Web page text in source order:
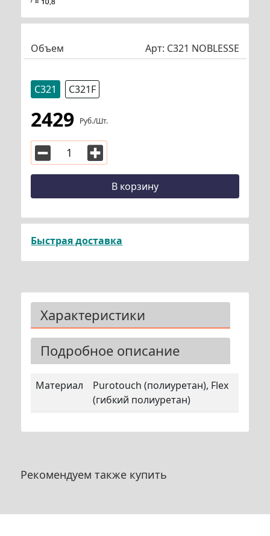
Объем Арт: С321 NOBLESSE
С321 С321F
2429 Руб./шт.
В корзину
Быстрая доставка
Характеристики
Подробное описание
Материал
Purotouch (полиуретан), Flex
(гибкий полиуретан)
Рекомендуем также купить